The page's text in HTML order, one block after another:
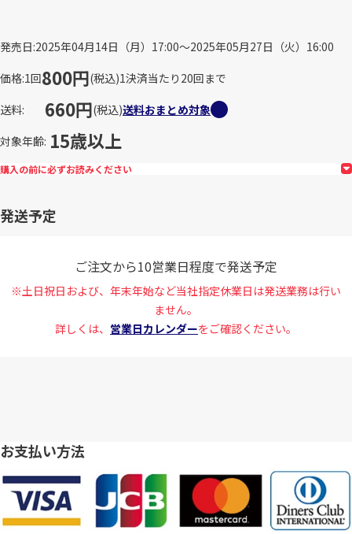
発売日 2025年04月14日（月）17:00～2025年05月27日（火）16:00
価格 1回800円(税込)1決済当たり20回まで
送料
660円(税込)送料おまとめ対象
対象年齢 15歳以上
購入の前に必ずお読みください
発送予定
ご注文から10営業日程度で発送予定
※土日祝日および、年末年始など当社指定休業日は発送業務は行い
ません。
詳しくは、 営業日カレンダーをご確認ください。
お支払い方法